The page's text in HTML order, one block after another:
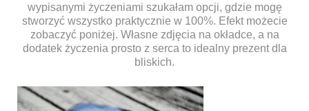
wypisanymi życzeniami szukałam opcji, gdzie mogę
stworzyć wszystko praktycznie w 100%. Efekt możecie
zobaczyć poniżej. Własne zdjęcia na okładce, a na
dodatek życzenia prosto z serca to idealny prezent dla
bliskich.